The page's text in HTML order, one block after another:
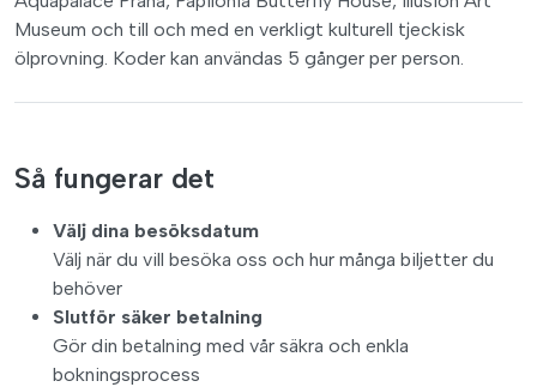
Museum och till och med en verkligt kulturell tjeckisk
ölprovning. Koder kan användas 5 gånger per person.
Så fungerar det
Välj dina besöksdatum
Välj när du vill besöka oss och hur många biljetter du
behöver
Slutför säker betalning
Gör din betalning med vår säkra och enkla
bokningsprocess